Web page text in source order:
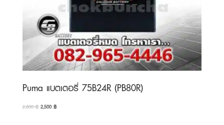
Puma แบตเตอรี่ 75B24R (PB80R)
2,800฿ Original
2,500฿Current